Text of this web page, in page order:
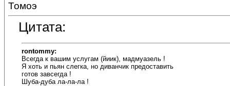
Томоэ
Цитата:
rontommy:
Всегда к вашим услугам (йиик), мадмуазель !
Я хоть и пьян слегка, но диванчик предоставить
готов завсегда !
Шуба-дуба ла-ла-ла !